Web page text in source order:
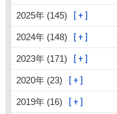
2025年 (145)
2024年 (148)
2023年 (171)
2020年 (23)
2019年 (16)